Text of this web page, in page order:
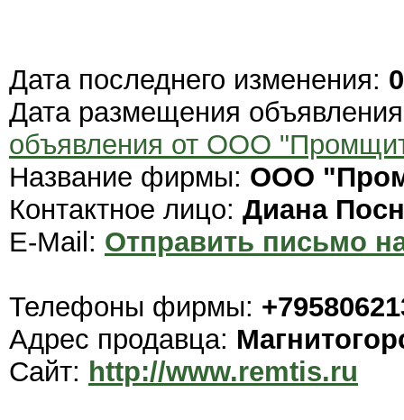
Дата последнего изменения:
Дата размещения
объявления от ООО
Название фирмы: ООО
Контактное лицо: Диана
E-Mail: Отправить письмо
Телефоны фирмы:
Адрес продавца:
Сайт: http://www.remtis.ru